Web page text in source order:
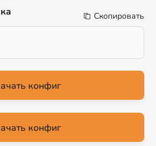
Скопировать
конфиг
конфиг